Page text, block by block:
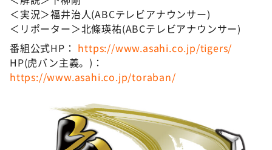
＜実況＞福井治人(ABCテレビアナウンサー)
＜リポーター＞北條瑛祐(ABCテレビアナウンサー)
番組公式HP： https://www.asahi.co.jp/tigers/
HP(虎バン主義。)：
https://www.asahi.co.jp/toraban/